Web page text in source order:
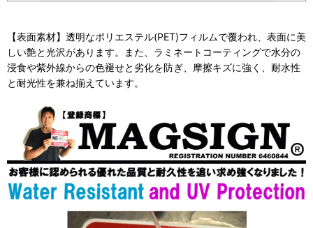
【表面素材】透明なポリエステル(PET)フィルムで覆われ、表面に美
しい艶と光沢があります。また、ラミネートコーティングで水分の
浸食や紫外線からの色褪せと劣化を防ぎ、摩擦キズに強く、耐水性
と耐光性を兼ね揃えています。